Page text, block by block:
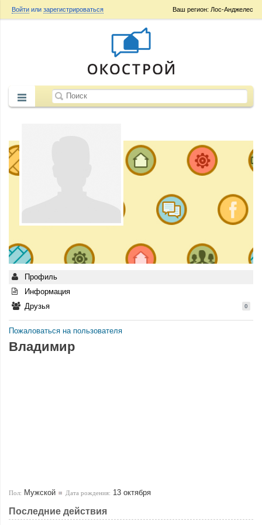
Ваш регион: Лос-Анджелес
Войти или зарегистрироваться
Профиль
Информация
Друзья
0
Пожаловаться на пользователя
Владимир
Пол: Мужской Дата рождения: 13 октября
Последние действия